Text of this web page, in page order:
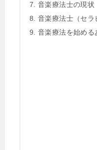
音楽療法士の現状
音楽療法士（セラ
音楽療法を始める